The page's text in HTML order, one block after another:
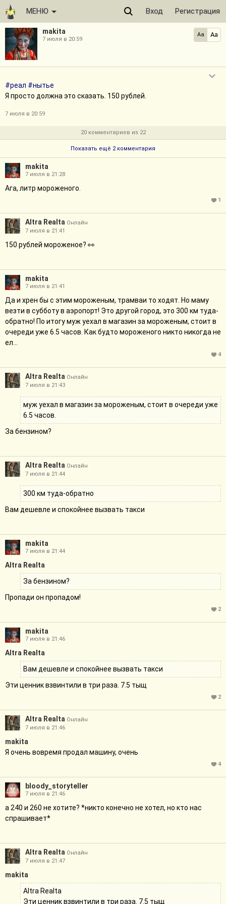
МЕНЮ Вход Регистрация
makita
7 июля в 20:59
Aa Aa
#реал #нытье
Я просто должна это сказать. 150 рублей.
7 июля в 20:59
20 комментариев из 22
Показать ещё 2 комментария
makita
7 июля в 21:28
Ага, литр мороженого.
1
Altra Realta Онлайн
7 июля в 21:41
150 рублей мороженое? 👀
makita
7 июля в 21:41
Да и хрен бы с этим мороженым, трамваи то ходят. Но маму
везти в субботу в аэропорт! Это другой город, это 300 км туда-
обратно! По итогу муж уехал в магазин за мороженым, стоит в
очереди уже 6.5 часов. Как будто мороженого никто никогда не
ел...
4
Altra Realta Онлайн
7 июля в 21:43
муж уехал в магазин за мороженым, стоит в очереди уже
6.5 часов.
За бензином?
Altra Realta Онлайн
7 июля в 21:44
300 км туда-обратно
Вам дешевле и спокойнее вызвать такси
makita
7 июля в 21:44
Altra Realta
За бензином?
Пропади он пропадом!
2
makita
7 июля в 21:46
Altra Realta
Вам дешевле и спокойнее вызвать такси
Эти ценник взвинтили в три раза. 7.5 тыщ
2
Altra Realta Онлайн
7 июля в 21:46
makita
Я очень вовремя продал машину, очень
4
bloody_storyteller
7 июля в 21:46
а 240 и 260 не хотите? *никто конечно не хотел, но кто нас
спрашивает*
Altra Realta Онлайн
7 июля в 21:47
makita
Altra Realta
Эти ценник взвинтили в три раза. 7.5 тыщ